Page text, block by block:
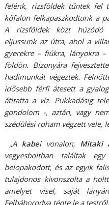
felénk, rizsföldek tűntek fel
kőfalon felkapaszkodtunk a
A rizsföldek közt húzódó
eljussunk az útra, ahol a
gyerekre – fiúkra, lányokra
földön. Bizonyára
hadimunkát végeztek.
idősebb férfi átesett a
átitatta a víz. Pukkadásig
gondolom -, aztán, vagy
szédülési roham végzett vele,
„A kabei vonalon, Mitaki
vegyesboltban találtak
belopakodott, és az egyik
tulajdonos kivonszolta a
amelyet visel, saját
Felháborodva tépte le a